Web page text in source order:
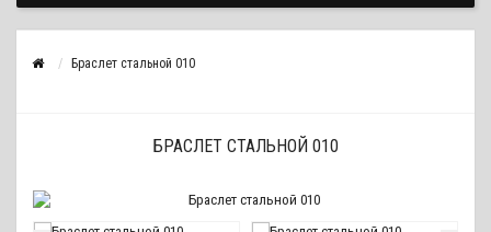
Браслет стальной 010
БРАСЛЕТ СТАЛЬНОЙ 010